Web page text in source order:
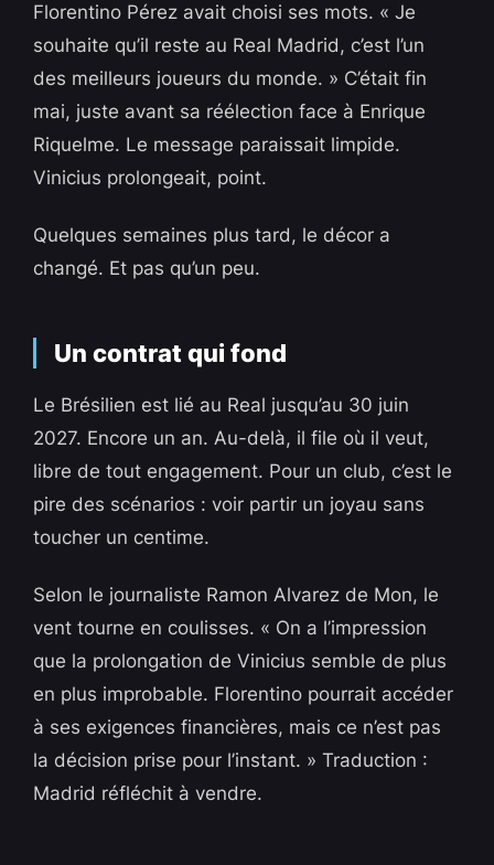
Florentino Pérez avait choisi ses mots. « Je
souhaite qu’il reste au Real Madrid, c’est l’un
des meilleurs joueurs du monde. » C’était fin
mai, juste avant sa réélection face à Enrique
Riquelme. Le message paraissait limpide.
Vinicius prolongeait, point.
Quelques semaines plus tard, le décor a
changé. Et pas qu’un peu.
Un contrat qui fond
Le Brésilien est lié au Real jusqu’au 30 juin
2027. Encore un an. Au-delà, il file où il veut,
libre de tout engagement. Pour un club, c’est le
pire des scénarios : voir partir un joyau sans
toucher un centime.
Selon le journaliste Ramon Alvarez de Mon, le
vent tourne en coulisses. « On a l’impression
que la prolongation de Vinicius semble de plus
en plus improbable. Florentino pourrait accéder
à ses exigences financières, mais ce n’est pas
la décision prise pour l’instant. » Traduction :
Madrid réfléchit à vendre.